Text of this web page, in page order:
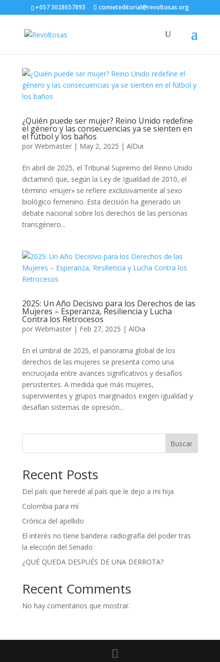
+057 3028657893 comieteditorial@revoltosas.org
¿Quién puede ser mujer? Reino Unido redefine
el género y las consecuencias ya se sienten en
el fútbol y los baños
por Webmaster| May 2, 2025 | AlDia
En abril de 2025, el Tribunal Supremo del Reino Unido
dictaminó que, según la Ley de Igualdad de 2010, el
término «mujer» se refiere exclusivamente al sexo
biológico femenino. Esta decisión ha generado un
debate nacional sobre los derechos de las personas
transgénero...
2025: Un Año Decisivo para los Derechos de las
Mujeres – Esperanza, Resiliencia y Lucha
Contra los Retrocesos
por Webmaster| Feb 27, 2025 | AlDia
En el umbral de 2025, el panorama global de los
derechos de las mujeres se presenta como una
encrucijada entre avances significativos y desafíos
persistentes. A medida que más mujeres,
supervivientes y grupos marginados exigen igualdad y
desafían sistemas de opresión...
Buscar
Recent Posts
Del país que heredé al país que le dejo a mi hija
Colombia para mí
Crónica del apellido
El interés no tiene bandera: radiografía del poder tras
la elección del Senado
¿QUÉ QUEDA DESPUÉS DE UNA DERROTA?
Recent Comments
No hay comentarios que mostrar.